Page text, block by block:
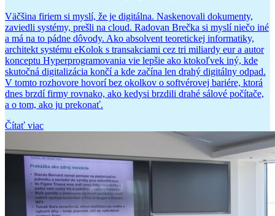
Väčšina firiem si myslí, že je digitálna. Naskenovali dokumenty,
zaviedli systémy, prešli na cloud. Radovan Brečka si myslí niečo iné
a má na to pádne dôvody. Ako absolvent teoretickej informatiky,
architekt systému eKolok s transakciami cez tri miliardy eur a autor
konceptu Hyperprogramovania vie lepšie ako ktokoľvek iný, kde
skutočná digitalizácia končí a kde začína len drahý digitálny odpad.
V tomto rozhovore hovorí bez okolkov o softvérovej bariére, ktorá
dnes brzdí firmy rovnako, ako kedysi brzdili drahé sálové počítače,
a o tom, ako ju prekonať.
Čítať viac